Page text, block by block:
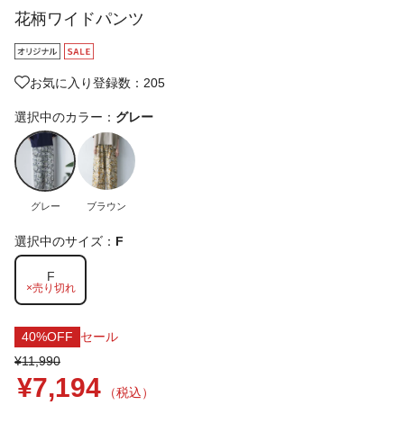
花柄ワイドパンツ
お気に入り登録数：205
選択中のカラー： グレー
グレー ブラウン
選択中のサイズ： F
F
×売り切れ
40%OFF
セール
¥11,990
¥7,194 （税込）